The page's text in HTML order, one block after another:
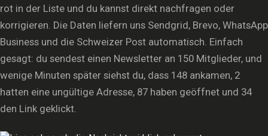
rot in der Liste und du kannst direkt nachfragen oder
korrigieren. Die Daten liefern uns Sendgrid, Brevo, WhatsApp
Business und die Schweizer Post automatisch. Einfach
gesagt: du sendest einen Newsletter an 150 Mitglieder, und
wenige Minuten später siehst du, dass 148 ankamen, 2
hatten eine ungültige Adresse, 87 haben geöffnet und 34
den Link geklickt.